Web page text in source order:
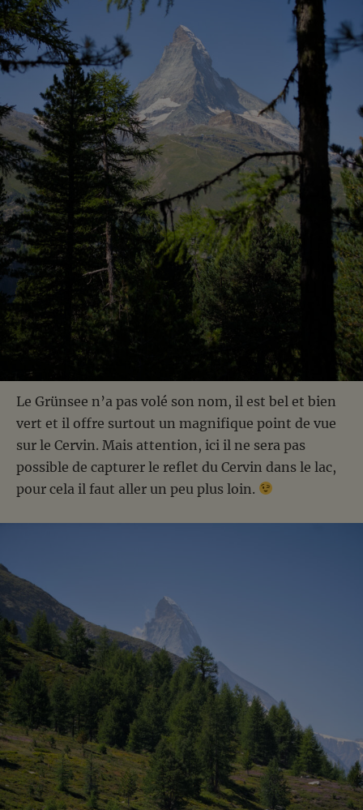
Le Grünsee n’a pas volé son nom, il est bel et bien
vert et il offre surtout un magnifique point de vue
sur le Cervin. Mais attention, ici il ne sera pas
possible de capturer le reflet du Cervin dans le lac,
pour cela il faut aller un peu plus loin.